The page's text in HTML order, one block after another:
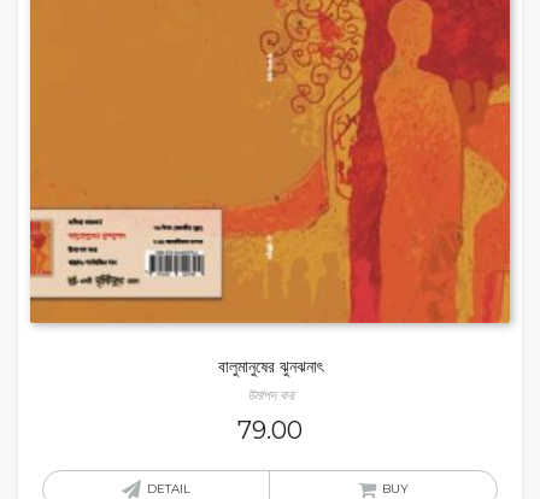
বালুমানুষের ঝুনঝনাৎ
উমাপদ কর
79.00
DETAIL BUY